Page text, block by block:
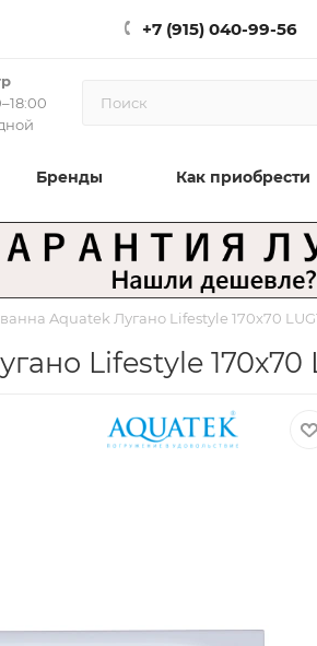
+7 (915) 040-99-56
Бренды Как приобрести
Aquatek Лугано Lifestyle 170х70
Lifestyle 170х70